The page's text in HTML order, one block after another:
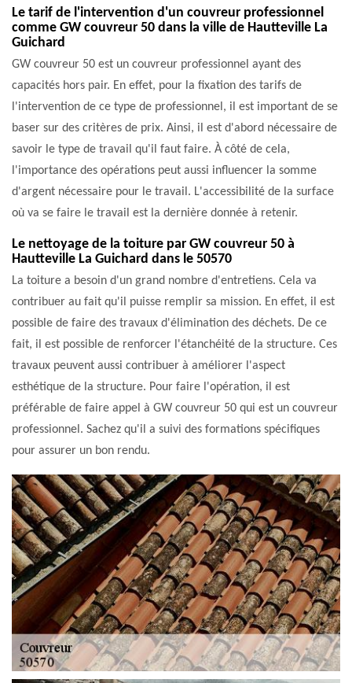
Le tarif de l'intervention d'un couvreur professionnel
comme GW couvreur 50 dans la ville de Hautteville La
Guichard
GW couvreur 50 est un couvreur professionnel ayant des
capacités hors pair. En effet, pour la fixation des tarifs de
l'intervention de ce type de professionnel, il est important de se
baser sur des critères de prix. Ainsi, il est d'abord nécessaire de
savoir le type de travail qu'il faut faire. À côté de cela,
l'importance des opérations peut aussi influencer la somme
d'argent nécessaire pour le travail. L'accessibilité de la surface
où va se faire le travail est la dernière donnée à retenir.
Le nettoyage de la toiture par GW couvreur 50 à
Hautteville La Guichard dans le 50570
La toiture a besoin d'un grand nombre d'entretiens. Cela va
contribuer au fait qu'il puisse remplir sa mission. En effet, il est
possible de faire des travaux d'élimination des déchets. De ce
fait, il est possible de renforcer l'étanchéité de la structure. Ces
travaux peuvent aussi contribuer à améliorer l'aspect
esthétique de la structure. Pour faire l'opération, il est
préférable de faire appel à GW couvreur 50 qui est un couvreur
professionnel. Sachez qu'il a suivi des formations spécifiques
pour assurer un bon rendu.